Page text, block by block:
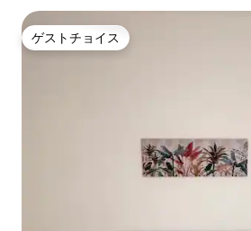
ゲストチョイス
ゲストチョイス